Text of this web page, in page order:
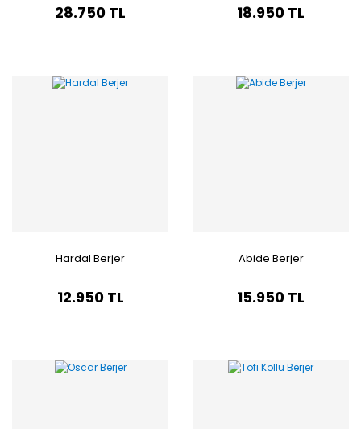
28.750 TL 18.950 TL
Hardal Berjer
12.950 TL
Abide Berjer
15.950 TL